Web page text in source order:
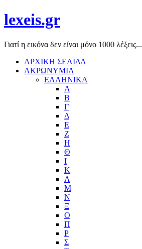
lexeis.gr
Γιατί η εικόνα δεν είναι μόνο 1000 λέξεις...
ΑΡΧΙΚΗ ΣΕΛΙΔΑ
ΑΚΡΩΝΥΜΙΑ
ΕΛΛΗΝΙΚΑ
Α
Β
Γ
Δ
Ε
Ζ
Η
Θ
Ι
Κ
Λ
Μ
Ν
Ξ
Ο
Π
Ρ
Σ